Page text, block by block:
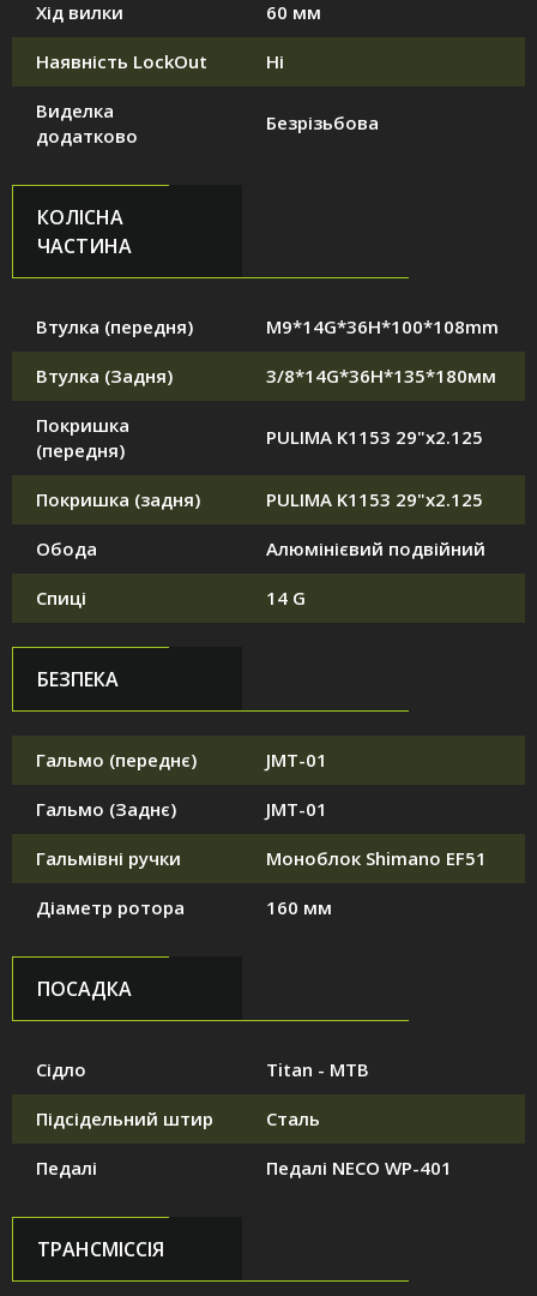
Хід вилки 60 мм
Наявність LockOut Ні
Виделка
додатково
Безрізьбова
КОЛІСНА
ЧАСТИНА
Втулка (передня) M9*14G*36H*100*108mm
Втулка (Задня) 3/8*14G*36H*135*180мм
Покришка
(передня)
PULIMA K1153 29"x2.125
Покришка (задня) PULIMA K1153 29"x2.125
Обода Алюмінієвий подвійний
Спиці 14 G
БЕЗПЕКА
Гальмо (переднє) JMT-01
Гальмо (Заднє) JMT-01
Гальмівні ручки Моноблок Shimano EF51
Діаметр ротора 160 мм
ПОСАДКА
Сідло Titan - MTB
Підсідельний штир Сталь
Педалі Педалі NECO WP-401
ТРАНСМІССІЯ